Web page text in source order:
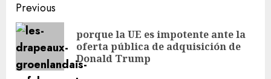
Previous
porque la UE es impotente ante la
oferta pública de adquisición de
Donald Trump